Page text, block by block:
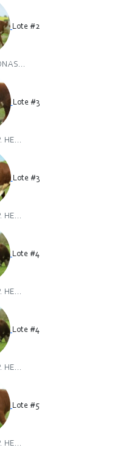
Lote #2
Lote #3
HE...
Lote #3
HE...
Lote #4
HE...
Lote #4
HE...
Lote #5
HE...